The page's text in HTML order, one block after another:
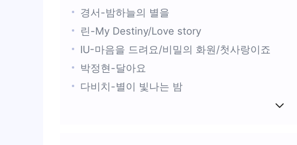
경서-밤하늘의 별을
린-My Destiny/Love story
IU-마음을 드려요/비밀의 화원/첫사랑이죠
박정현-달아요
다비치-별이 빛나는 밤